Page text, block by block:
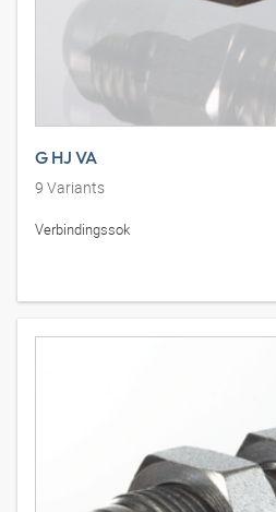
G HJ VA
9 Variants
Verbindingssok